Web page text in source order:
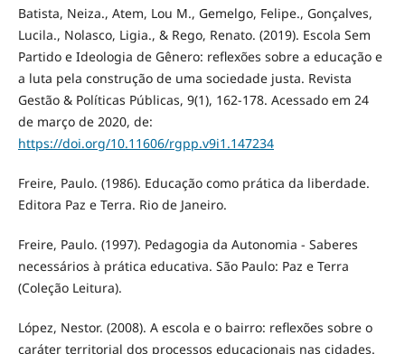
Batista, Neiza., Atem, Lou M., Gemelgo, Felipe., Gonçalves,
Lucila., Nolasco, Ligia., & Rego, Renato. (2019). Escola Sem
Partido e Ideologia de Gênero: reflexões sobre a educação e
a luta pela construção de uma sociedade justa. Revista
Gestão & Políticas Públicas, 9(1), 162-178. Acessado em 24
de março de 2020, de:
https://doi.org/10.11606/rgpp.v9i1.147234
Freire, Paulo. (1986). Educação como prática da liberdade.
Editora Paz e Terra. Rio de Janeiro.
Freire, Paulo. (1997). Pedagogia da Autonomia - Saberes
necessários à prática educativa. São Paulo: Paz e Terra
(Coleção Leitura).
López, Nestor. (2008). A escola e o bairro: reflexões sobre o
caráter territorial dos processos educacionais nas cidades.